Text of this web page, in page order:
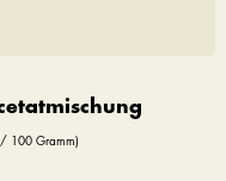
100 Gramm)